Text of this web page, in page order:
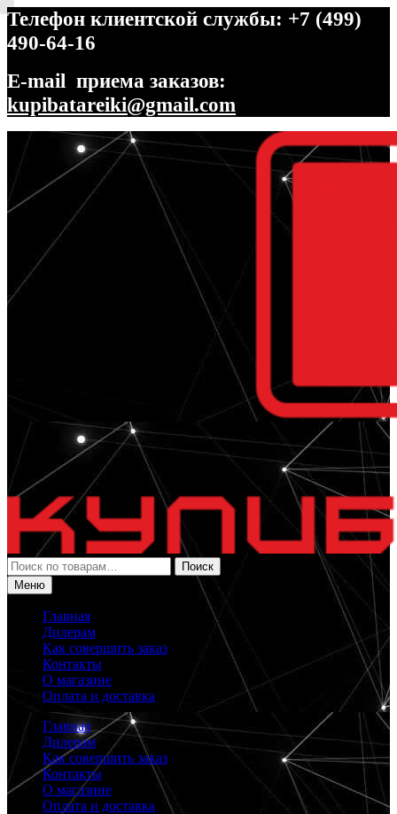
Телефон клиентской службы: +7 (499)
490-64-16
E-mail приема заказов:
kupibatareiki@gmail.com
Перейти
навигации
Перейти
содержимому
Искать:
Поиск
Меню
Главная
Дилерам
Как совершить заказ
Контакты
О магазине
Оплата и доставка
Главная
Дилерам
Как совершить заказ
Контакты
О магазине
Оплата и доставка